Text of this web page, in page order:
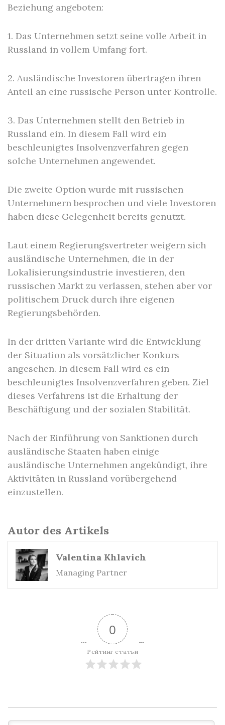
Beziehung angeboten:
1. Das Unternehmen setzt seine volle Arbeit in
Russland in vollem Umfang fort.
2. Ausländische Investoren übertragen ihren
Anteil an eine russische Person unter Kontrolle.
3. Das Unternehmen stellt den Betrieb in
Russland ein. In diesem Fall wird ein
beschleunigtes Insolvenzverfahren gegen
solche Unternehmen angewendet.
Die zweite Option wurde mit russischen
Unternehmern besprochen und viele Investoren
haben diese Gelegenheit bereits genutzt.
Laut einem Regierungsvertreter weigern sich
ausländische Unternehmen, die in der
Lokalisierungsindustrie investieren, den
russischen Markt zu verlassen, stehen aber vor
politischem Druck durch ihre eigenen
Regierungsbehörden.
In der dritten Variante wird die Entwicklung
der Situation als vorsätzlicher Konkurs
angesehen. In diesem Fall wird es ein
beschleunigtes Insolvenzverfahren geben. Ziel
dieses Verfahrens ist die Erhaltung der
Beschäftigung und der sozialen Stabilität.
Nach der Einführung von Sanktionen durch
ausländische Staaten haben einige
ausländische Unternehmen angekündigt, ihre
Aktivitäten in Russland vorübergehend
einzustellen.
Autor des Artikels
Valentina Khlavich
Managing Partner
0
Рейтинг статьи